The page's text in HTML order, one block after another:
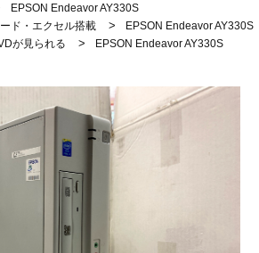
EPSON Endeavor AY330S
ド・エクセル搭載 >
EPSON Endeavor AY330S
が見られる > EPSON Endeavor AY330S